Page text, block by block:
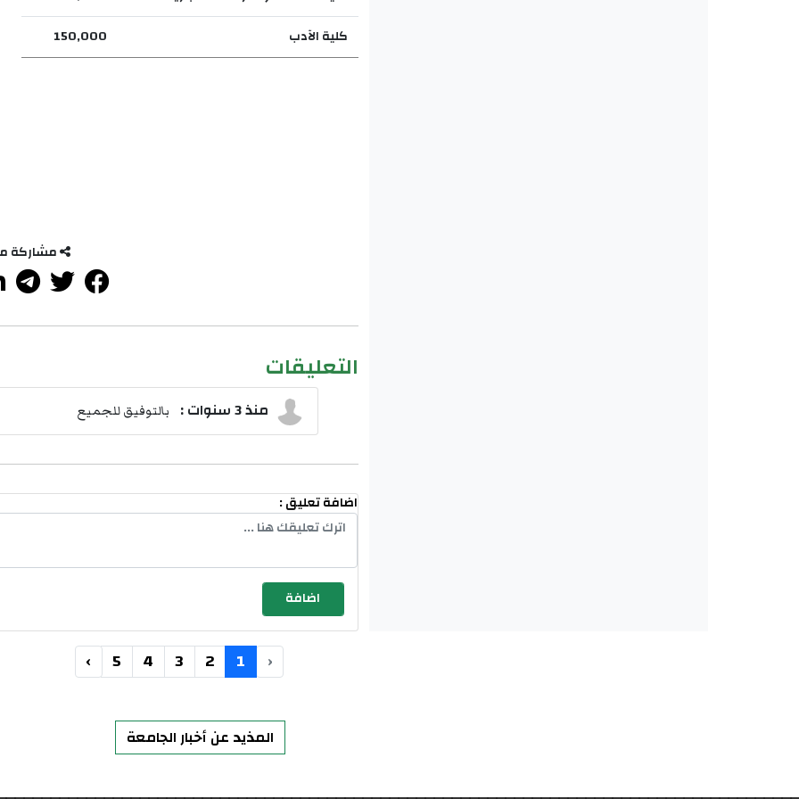
كلية الآدب
150,000
مشاركة
التعليقات
منذ 3 سنوات : بالتوفيق للجميع
اضافة تعليق :
‹
1
2
3
4
5
›
المذيد عن أخبار الجامعة